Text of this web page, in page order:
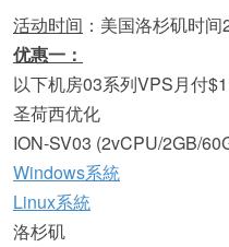
活动时间 ：美国洛杉矶时
优惠一：
以下机房03系列VPS月付
圣荷西优化
ION-SV03 (2vCPU/2GB/
Windows系統
Linux系統
洛杉矶